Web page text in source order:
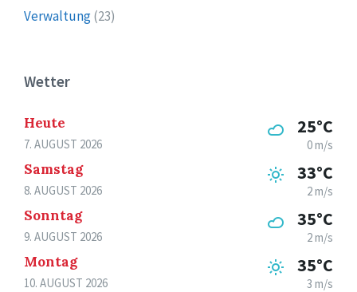
Verwaltung(23)
Wetter
Heute
7. AUGUST 2026
25°C
0 m/s
Samstag
8. AUGUST 2026
33°C
2 m/s
Sonntag
9. AUGUST 2026
35°C
2 m/s
Montag
10. AUGUST 2026
35°C
3 m/s